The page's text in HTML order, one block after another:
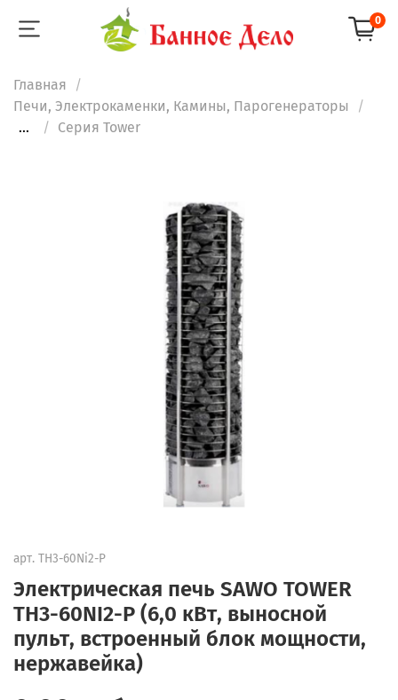
0
Главная
Печи, Электрокаменки, Камины, Парогенераторы
...
Серия Tower
арт. TH3-60Ni2-P
Электрическая печь SAWO TOWER
TH3-60NI2-P (6,0 кВт, выносной
пульт, встроенный блок мощности,
нержавейка)